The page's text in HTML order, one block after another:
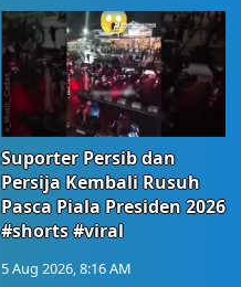
Suporter Persib dan
Persija Kembali Rusuh
Pasca Piala Presiden 2026
#shorts #viral
5 Aug 2026, 8:16 AM